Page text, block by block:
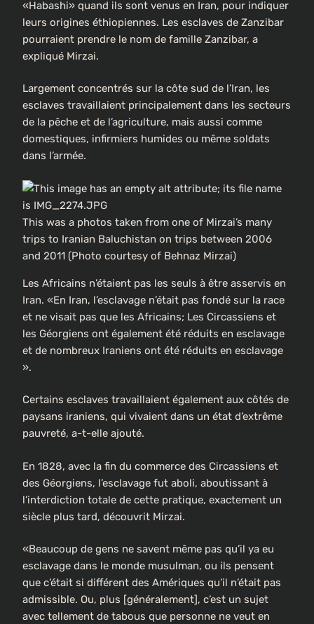
«Habashi» quand ils sont venus en Iran, pour indiquer
leurs origines éthiopiennes. Les esclaves de Zanzibar
pourraient prendre le nom de famille Zanzibar, a
expliqué Mirzai.
Largement concentrés sur la côte sud de l’Iran, les
esclaves travaillaient principalement dans les secteurs
de la pêche et de l’agriculture, mais aussi comme
domestiques, infirmiers humides ou même soldats
dans l’armée.
This was a photos taken from one of Mirzai’s many
trips to Iranian Baluchistan on trips between 2006
and 2011 (Photo courtesy of Behnaz Mirzai)
Les Africains n’étaient pas les seuls à être asservis en
Iran. «En Iran, l’esclavage n’était pas fondé sur la race
et ne visait pas que les Africains; Les Circassiens et
les Géorgiens ont également été réduits en esclavage
et de nombreux Iraniens ont été réduits en esclavage
».
Certains esclaves travaillaient également aux côtés de
paysans iraniens, qui vivaient dans un état d’extrême
pauvreté, a-t-elle ajouté.
En 1828, avec la fin du commerce des Circassiens et
des Géorgiens, l’esclavage fut aboli, aboutissant à
l’interdiction totale de cette pratique, exactement un
siècle plus tard, découvrit Mirzai.
«Beaucoup de gens ne savent même pas qu’il ya eu
esclavage dans le monde musulman, ou ils pensent
que c’était si différent des Amériques qu’il n’était pas
admissible. Ou, plus [généralement], c’est un sujet
avec tellement de tabous que personne ne veut en